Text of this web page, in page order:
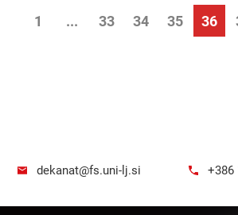
1 ... 33 34 35 36
dekanat@fs.uni-lj.si +386